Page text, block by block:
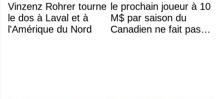
Vinzenz Rohrer tourne
le dos à Laval et à
l'Amérique du Nord
le prochain joueur à 10
M$ par saison du
Canadien ne fait pas